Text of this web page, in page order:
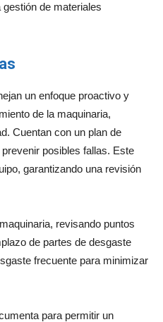
de materiales
un enfoque proactivo y
de la maquinaria,
Cuentan con un plan de
posibles fallas. Este
garantizando una revisión
revisando puntos
de partes de desgaste
frecuente para minimizar
para permitir un